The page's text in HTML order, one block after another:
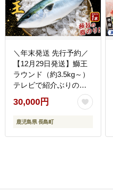
＼年末発送 先行予約／
【12月29日発送】鰤王
ラウンド（約3.5kg～）
テレビで紹介ぶりの王
様「 鰤王 」 まるごと 1
本 ラウンド 先行予約 産
地直送 長島町 特産品 ブ
納税 ぶり 刺身 ぶりしゃ
30,000円
鹿児島県 長島町